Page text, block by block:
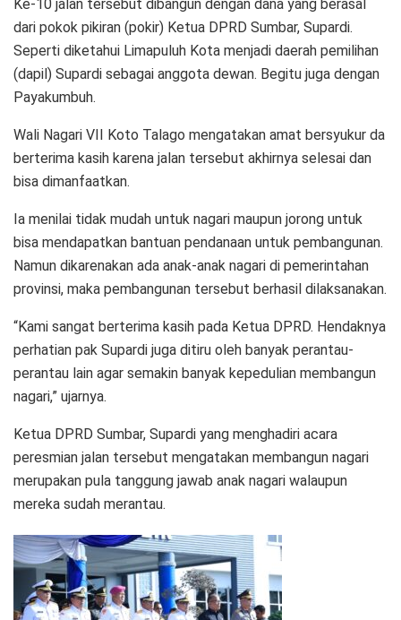
Ke-10 jalan tersebut dibangun dengan dana yang berasal
dari pokok pikiran (pokir) Ketua DPRD Sumbar, Supardi.
Seperti diketahui Limapuluh Kota menjadi daerah pemilihan
(dapil) Supardi sebagai anggota dewan. Begitu juga dengan
Payakumbuh.
Wali Nagari VII Koto Talago mengatakan amat bersyukur da
berterima kasih karena jalan tersebut akhirnya selesai dan
bisa dimanfaatkan.
Ia menilai tidak mudah untuk nagari maupun jorong untuk
bisa mendapatkan bantuan pendanaan untuk pembangunan.
Namun dikarenakan ada anak-anak nagari di pemerintahan
provinsi, maka pembangunan tersebut berhasil dilaksanakan.
“Kami sangat berterima kasih pada Ketua DPRD. Hendaknya
perhatian pak Supardi juga ditiru oleh banyak perantau-
perantau lain agar semakin banyak kepedulian membangun
nagari,” ujarnya.
Ketua DPRD Sumbar, Supardi yang menghadiri acara
peresmian jalan tersebut mengatakan membangun nagari
merupakan pula tanggung jawab anak nagari walaupun
mereka sudah merantau.